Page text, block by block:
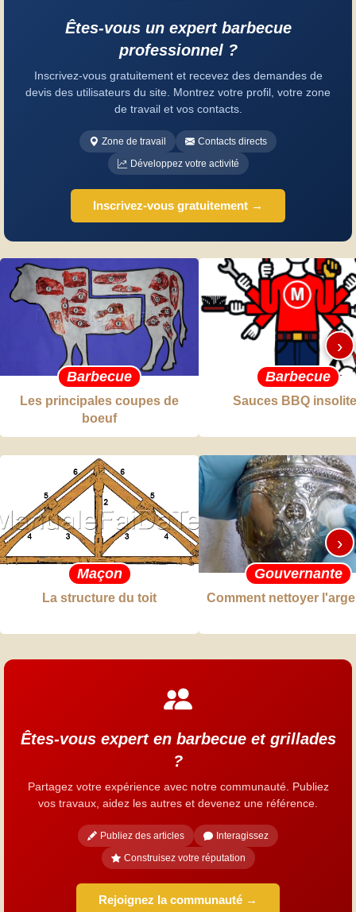
Êtes-vous un expert barbecue
professionnel ?
Inscrivez-vous gratuitement et recevez des demandes de
devis des utilisateurs du site. Montrez votre profil, votre zone
de travail et vos contacts.
Zone de travail
Contacts directs
Développez votre activité
Inscrivez-vous gratuitement →
Barbecue
Les principales coupes de
boeuf
Barbecue
Sauces BBQ
›
Maçon
La structure du toit
Gouvernante
Comment nettoyer
›
Êtes-vous expert en barbecue et grillades
?
Partagez votre expérience avec notre communauté. Publiez
vos travaux, aidez les autres et devenez une référence.
Publiez des articles
Interagissez
Construisez votre réputation
Rejoignez la communauté →